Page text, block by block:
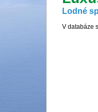
Lodné
V databáze